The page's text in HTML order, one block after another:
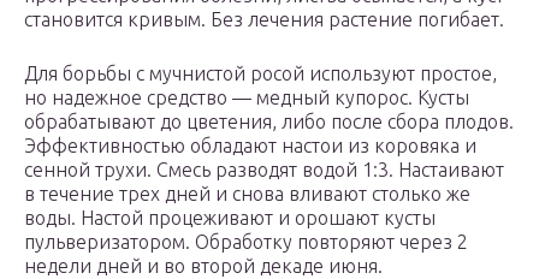
становится кривым. Без лечения растение погибает.
Для борьбы с мучнистой росой используют простое,
но надежное средство — медный купорос. Кусты
обрабатывают до цветения, либо после сбора плодов.
Эффективностью обладают настои из коровяка и
сенной трухи. Смесь разводят водой 1:3. Настаивают
в течение трех дней и снова вливают столько же
воды. Настой процеживают и орошают кусты
пульверизатором. Обработку повторяют через 2
недели дней и во второй декаде июня.